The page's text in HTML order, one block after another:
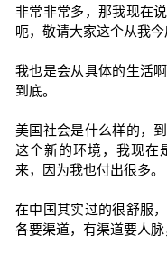
非常非常多，那我现在
呃，敬请大家这个从我今
我也是会从具体的生活
到底。
美国社会是什么样的，
这个新的环境，我现在
来，因为我也付出很多。
在中国其实过的很舒服
各要渠道，有渠道要人脉